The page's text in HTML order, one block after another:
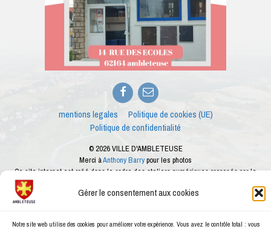
Gérer le consentement aux cookies
Notre site web utilise des cookies pour améliorer votre expérience. Vous avez le contrôle total : vous
Facebook
E-
mail
mentions legales
Politique de cookies (UE)
Politique de confidentialité
© 2026 VILLE D'AMBLETEUSE
Merci àAnthony Barrypour les photos
Ce site internet est créé dans le cadre des ateliers numériques proposés par le